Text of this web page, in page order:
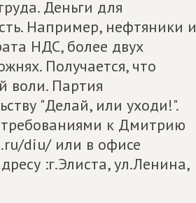
Деньги для
Например, нефтяники и
НДС, более двух
Получается, что
воли. Партия
"Делай, или уходи!".
к Дмитрию
diu/ или в офисе
:г.Элиста, ул.Ленина,